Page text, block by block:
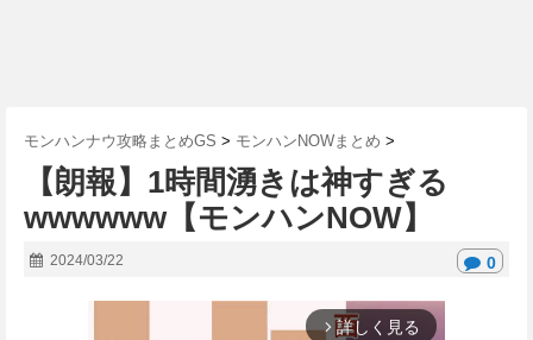
モンハンナウ攻略まとめGS > モンハンNOWまとめ >
【朗報】1時間湧きは神すぎる
wwwwww【モンハンNOW】
2024/03/22 0
arrow_forward_ios 詳しく見る